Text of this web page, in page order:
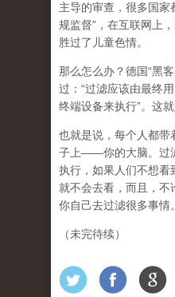
主导的审查，很多国家
规监督”，在互联网上
胜过了儿童色情。
那么怎么办？德国“黑
过：“过滤应该由最终
终端设备来执行”。这就
也就是说，每个人都带
子上——你的大脑。过
执行，如果人们不想看
就不会去看，而且，不
你自己去过滤很多事情。
（未完待续）